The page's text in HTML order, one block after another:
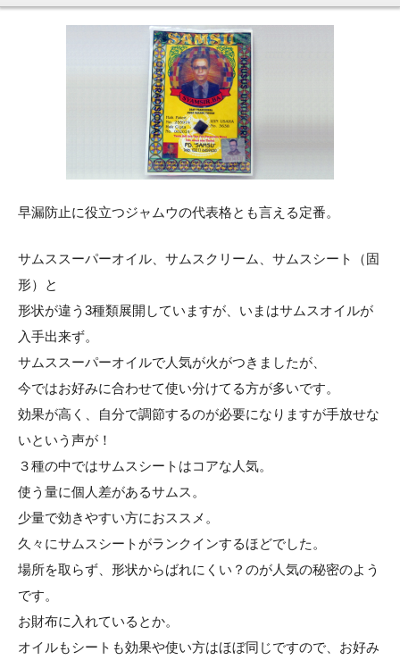
早漏防止に役立つジャムウの代表格とも言える定番。
サムススーパーオイル、サムスクリーム、サムスシート（固
形）と
形状が違う3種類展開していますが、いまはサムスオイルが
入手出来ず。
サムススーパーオイルで人気が火がつきましたが、
今ではお好みに合わせて使い分けてる方が多いです。
効果が高く、自分で調節するのが必要になりますが手放せな
いという声が！
３種の中ではサムスシートはコアな人気。
使う量に個人差があるサムス。
少量で効きやすい方におススメ。
久々にサムスシートがランクインするほどでした。
場所を取らず、形状からばれにくい？のが人気の秘密のよう
です。
お財布に入れているとか。
オイルもシートも効果や使い方はほぼ同じですので、お好み